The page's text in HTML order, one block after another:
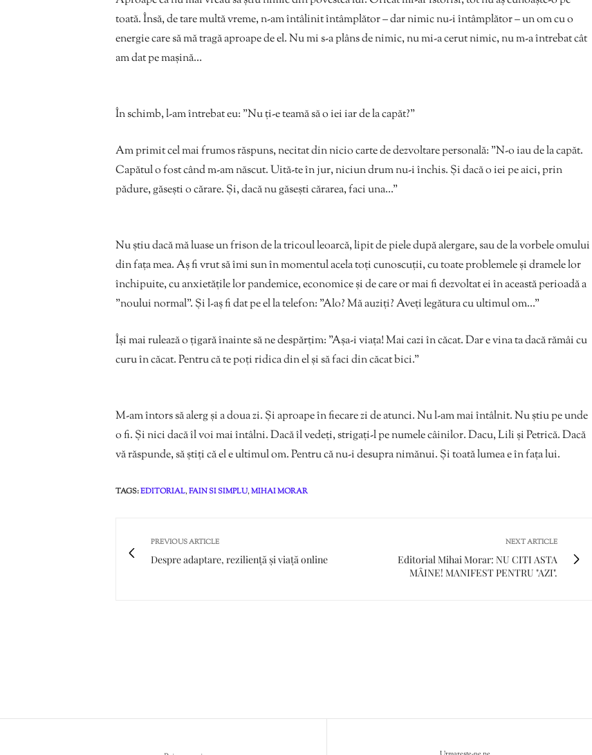
toată. Însă, de tare multă vreme, n-am întâlinit întâmplător – dar nimic nu-i întâmplător – un om cu o
energie care să mă tragă aproape de el. Nu mi s-a plâns de nimic, nu mi-a cerut nimic, nu m-a întrebat cât
am dat pe mașină…
În schimb, l-am întrebat eu: ”Nu ți-e teamă să o iei iar de la capăt?”
Am primit cel mai frumos răspuns, necitat din nicio carte de dezvoltare personală: ”N-o iau de la capăt.
Capătul o fost când m-am născut. Uită-te în jur, niciun drum nu-i închis. Și dacă o iei pe aici, prin
pădure, găsești o cărare. Și, dacă nu găsești cărarea, faci una…”
Nu știu dacă mă luase un frison de la tricoul leoarcă, lipit de piele după alergare, sau de la vorbele omului
din fața mea. Aș fi vrut să îmi sun în momentul acela toți cunoscuții, cu toate problemele și dramele lor
închipuite, cu anxietățile lor pandemice, economice și de care or mai fi dezvoltat ei în această perioadă a
”noului normal”. Și l-aș fi dat pe el la telefon: ”Alo? Mă auziți? Aveți legătura cu ultimul om…”
Își mai rulează o țigară înainte să ne despărțim: ”Așa-i viața! Mai cazi în căcat. Dar e vina ta dacă rămâi cu
curu în căcat. Pentru că te poți ridica din el și să faci din căcat bici.”
M-am întors să alerg și a doua zi. Și aproape în fiecare zi de atunci. Nu l-am mai întâlnit. Nu știu pe unde
o fi. Și nici dacă îl voi mai întâlni. Dacă îl vedeți, strigați-l pe numele câinilor. Dacu, Lili și Petrică. Dacă
vă răspunde, să știți că el e ultimul om. Pentru că nu-i desupra nimănui. Și toată lumea e în fața lui.
TAGS:EDITORIAL,FAIN SI SIMPLU,MIHAI MORAR
PREVIOUS ARTICLE
Despre adaptare, reziliență și viață online
NEXT ARTICLE
Editorial Mihai Morar: NU CITI ASTA
MÂINE! MANIFEST PENTRU "AZI".